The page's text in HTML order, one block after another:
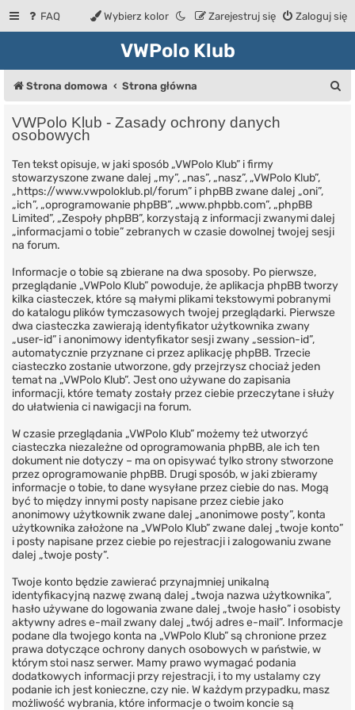
FAQ Zaloguj się
Zarejestruj się
Wybierz kolor
VWPolo Klub
Strona domowa Strona główna
VWPolo Klub - Zasady ochrony danych
osobowych
Ten tekst opisuje, w jaki sposób „VWPolo Klub” i firmy
stowarzyszone zwane dalej „my”, „nas”, „nasz”, „VWPolo Klub”,
„https://www.vwpoloklub.pl/forum” i phpBB zwane dalej „oni”,
„ich”, „oprogramowanie phpBB”, „www.phpbb.com”, „phpBB
Limited”, „Zespoły phpBB”, korzystają z informacji zwanymi dalej
„informacjami o tobie” zebranych w czasie dowolnej twojej sesji
na forum.
Informacje o tobie są zbierane na dwa sposoby. Po pierwsze,
przeglądanie „VWPolo Klub” powoduje, że aplikacja phpBB tworzy
kilka ciasteczek, które są małymi plikami tekstowymi pobranymi
do katalogu plików tymczasowych twojej przeglądarki. Pierwsze
dwa ciasteczka zawierają identyfikator użytkownika zwany
„user-id” i anonimowy identyfikator sesji zwany „session-id”,
automatycznie przyznane ci przez aplikację phpBB. Trzecie
ciasteczko zostanie utworzone, gdy przejrzysz chociaż jeden
temat na „VWPolo Klub”. Jest ono używane do zapisania
informacji, które tematy zostały przez ciebie przeczytane i służy
do ułatwienia ci nawigacji na forum.
W czasie przeglądania „VWPolo Klub” możemy też utworzyć
ciasteczka niezależne od oprogramowania phpBB, ale ich ten
dokument nie dotyczy – ma on opisywać tylko strony stworzone
przez oprogramowanie phpBB. Drugi sposób, w jaki zbieramy
informacje o tobie, to dane wysyłane przez ciebie do nas. Mogą
być to między innymi posty napisane przez ciebie jako
anonimowy użytkownik zwane dalej „anonimowe posty”, konta
użytkownika założone na „VWPolo Klub” zwane dalej „twoje konto”
i posty napisane przez ciebie po rejestracji i zalogowaniu zwane
dalej „twoje posty”.
Twoje konto będzie zawierać przynajmniej unikalną
identyfikacyjną nazwę zwaną dalej „twoja nazwa użytkownika”,
hasło używane do logowania zwane dalej „twoje hasło” i osobisty
aktywny adres e-mail zwany dalej „twój adres e-mail”. Informacje
podane dla twojego konta na „VWPolo Klub” są chronione przez
prawa dotyczące ochrony danych osobowych w państwie, w
którym stoi nasz serwer. Mamy prawo wymagać podania
dodatkowych informacji przy rejestracji, i to my ustalamy czy
podanie ich jest konieczne, czy nie. W każdym przypadku, masz
możliwość wybrania, które informacje o twoim koncie są